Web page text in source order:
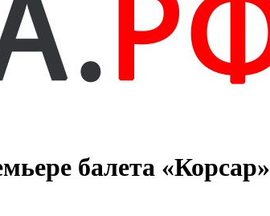
балета «Корсар»